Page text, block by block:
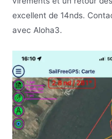
excellent de 14nds.
avec Aloha3.